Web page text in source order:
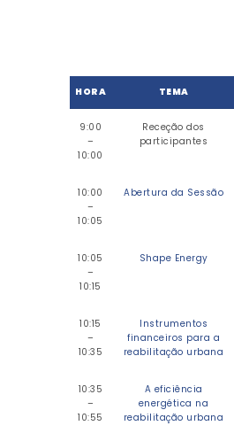
HORA TEMA
9:00
–
10:00
Receção dos
participantes
10:00
–
10:05
Abertura da Sessão
10:05
–
10:15
Shape Energy
10:15
–
10:35
Instrumentos
financeiros para a
reabilitação urbana
10:35
–
10:55
A eficiência
energética na
reabilitação urbana